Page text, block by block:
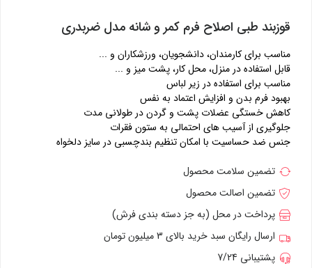
قوزبند طبی اصلاح فرم کمر و شانه مدل ضربدری
مناسب برای کارمندان، دانشجویان، ورزشکاران و ...
قابل استفاده در منزل، محل کار، پشت میز و ...
مناسب برای استفاده در زیر لباس
بهبود فرم بدن و افزایش اعتماد به نفس
کاهش خستگی عضلات پشت و گردن در طولانی مدت
جلوگیری از آسیب های احتمالی به ستون فقرات
جنس ضد حساسیت با امکان تنظیم بندچسبی در سایز دلخواه
تضمین سلامت محصول
تضمین اصالت محصول
پرداخت در محل (به جز دسته بندی فرش)
ارسال رایگان سبد خرید بالای 3 میلیون تومان
پشتیبانی 7/24